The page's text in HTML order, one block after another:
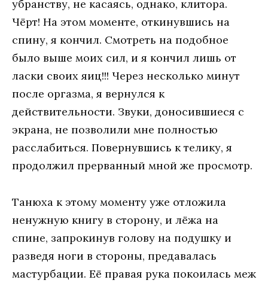
убранству, не касаясь, однако, клитора.
Чёрт! На этом моменте, откинувшись на
спину, я кончил. Смотреть на подобное
было выше моих сил, и я кончил лишь от
ласки своих яиц!!! Через несколько минут
после оргазма, я вернулся к
действительности. Звуки, доносившиеся с
экрана, не позволили мне полностью
расслабиться. Повернувшись к телику, я
продолжил прерванный мной же просмотр.
Танюха к этому моменту уже отложила
ненужную книгу в сторону, и лёжа на
спине, запрокинув голову на подушку и
разведя ноги в стороны, предавалась
мастурбации. Её правая рука покоилась меж